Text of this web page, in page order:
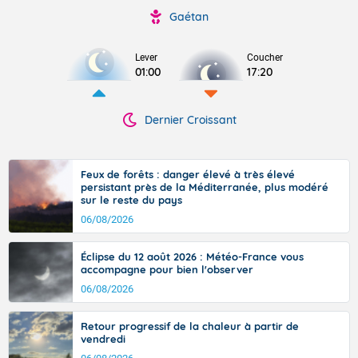
Gaétan
Lever
01:00
Coucher
17:20
Dernier Croissant
Feux de forêts : danger élevé à très élevé
persistant près de la Méditerranée, plus modéré
sur le reste du pays
06/08/2026
Éclipse du 12 août 2026 : Météo-France vous
accompagne pour bien l'observer
06/08/2026
Retour progressif de la chaleur à partir de
vendredi